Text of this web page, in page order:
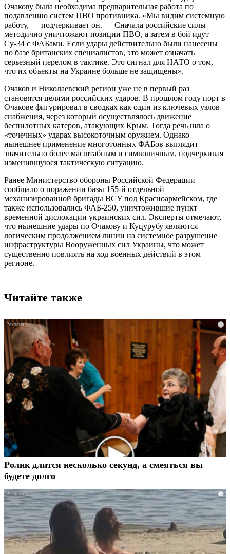
Очакову была необходима предварительная работа по
подавлению систем ПВО противника. «Мы видим системную
работу, — подчеркивает он. — Сначала российские силы
методично уничтожают позиции ПВО, а затем в бой идут
Су-34 с ФАБами. Если удары действительно были нанесены
по базе британских специалистов, это может означать
серьезный перелом в тактике. Это сигнал для НАТО о том,
что их объекты на Украине больше не защищены».
Очаков и Николаевский регион уже не в первый раз
становятся целями российских ударов. В прошлом году порт в
Очакове фигурировал в сводках как один из ключевых узлов
снабжения, через который осуществлялось движение
беспилотных катеров, атакующих Крым. Тогда речь шла о
«точечных» ударах высокоточным оружием. Однако
нынешнее применение многотонных ФАБов выглядит
значительно более масштабным и символичным, подчеркивая
изменившуюся тактическую ситуацию.
Ранее Министерство обороны Российской Федерации
сообщало о поражении базы 155-й отдельной
механизированной бригады ВСУ под Красноармейском, где
также использовались ФАБ-250, уничтожившие пункт
временной дислокации украинских сил. Эксперты отмечают,
что нынешние удары по Очакову и Куцурубу являются
логическим продолжением линии на системное разрушение
инфраструктуры Вооруженных сил Украины, что может
существенно повлиять на ход военных действий в этом
регионе.
Читайте также
i
Ролик длится несколько секунд, а смеяться вы
будете долго
i